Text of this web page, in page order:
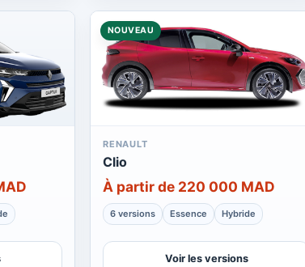
NOUVEAU
RENAULT
Clio
À partir de 220 000 MAD
6 versions Essence Hybride
Voir les versions